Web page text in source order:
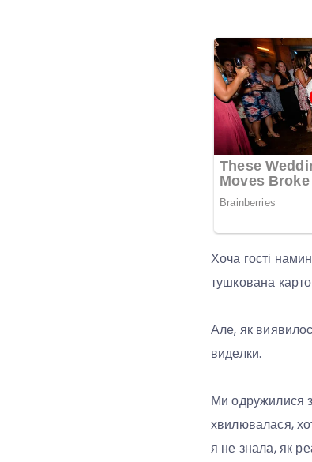
Хоча гості
тушкована
Але, як
виделки.
Ми одружилися
хвилювалася,
я не знала, як